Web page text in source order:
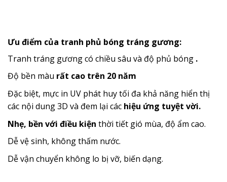
Ưu điểm của tranh phủ bóng tráng gương:
Tranh tráng gương có chiều sâu và độ phủ bóng .
Độ bền màu rất cao trên 20 năm
Đặc biệt, mực in UV phát huy tối đa khả năng hiển thị
các nội dung 3D và đem lại các hiệu ứng tuyệt vời.
Nhẹ, bền với điều kiện thời tiết gió mùa, độ ẩm cao.
Dễ vệ sinh, không thấm nước.
Dễ vận chuyển không lo bị vỡ, biến dạng.